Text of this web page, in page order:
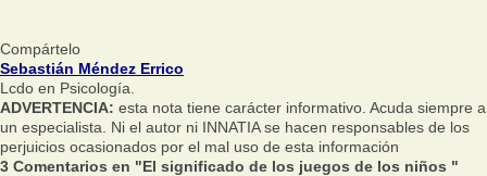
Compártelo
Sebastián Méndez Errico
Lcdo en Psicología.
ADVERTENCIA: esta nota tiene carácter informativo. Acuda siempre a
un especialista. Ni el autor ni INNATIA se hacen responsables de los
perjuicios ocasionados por el mal uso de esta información
3 Comentarios en "El significado de los juegos de los niños "